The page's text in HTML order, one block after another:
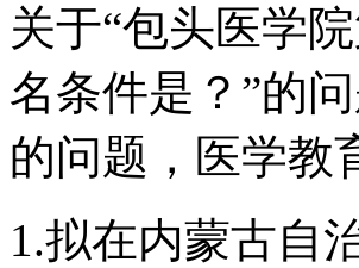
关于“包头医学
名条件是？”的
的问题，医学教
1.拟在内蒙古自